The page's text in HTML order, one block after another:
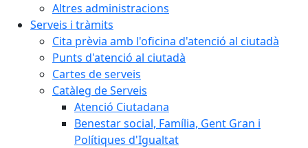
Altres administracions
Serveis i tràmits
Cita prèvia amb l'oficina d'atenció al ciutadà
Punts d'atenció al ciutadà
Cartes de serveis
Catàleg de Serveis
Atenció Ciutadana
Benestar social, Família, Gent Gran i
Polítiques d'Igualtat